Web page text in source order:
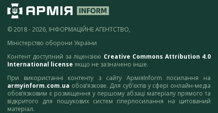
© 2018 - 2026, ІНФОРМАЦІЙНЕ АГЕНТСТВО,
Міністерство оборони України
Контент доступний за ліцензією Creative Commons Attribution 4.0
International license якщо не зазначено інше.
При використанні контенту з сайту АрміяInform посилання на
armyinform.com.ua обов’язкове. Для суб’єктів у сфері онлайн-медіа
обов’язковим є розміщення у першому абзаці матеріалу прямого та
відкритого для пошукових систем гіперпосилання на цитований
матеріал.